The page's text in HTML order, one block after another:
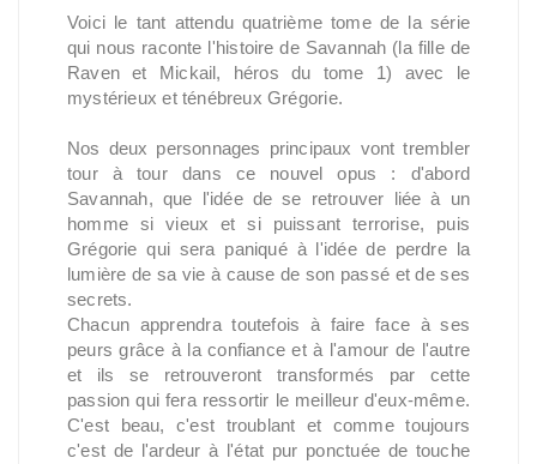
Voici le tant attendu quatrième tome de la série
qui nous raconte l'histoire de Savannah (la fille de
Raven et Mickail, héros du tome 1) avec le
mystérieux et ténébreux Grégorie.
Nos deux personnages principaux vont trembler
tour à tour dans ce nouvel opus : d'abord
Savannah, que l'idée de se retrouver liée à un
homme si vieux et si puissant terrorise, puis
Grégorie qui sera paniqué à l'idée de perdre la
lumière de sa vie à cause de son passé et de ses
secrets.
Chacun apprendra toutefois à faire face à ses
peurs grâce à la confiance et à l'amour de l'autre
et ils se retrouveront transformés par cette
passion qui fera ressortir le meilleur d'eux-même.
C'est beau, c'est troublant et comme toujours
c'est de l'ardeur à l'état pur ponctuée de touche